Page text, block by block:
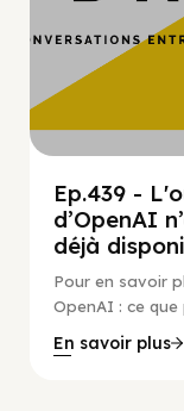
Ep.439 -
d’OpenAI
déjà
Pour en savoir
OpenAI : ce que
En savoir plus